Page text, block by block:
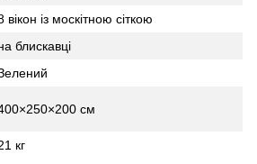
вікон із москітною сіткою
блискавці
см
кг